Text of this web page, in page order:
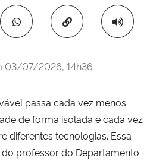
Direitos Humanos
Copiar para área
03/07/2026, 14h36
passa cada vez menos
de forma isolada e cada vez
diferentes tecnologias. Essa
professor do Departamento